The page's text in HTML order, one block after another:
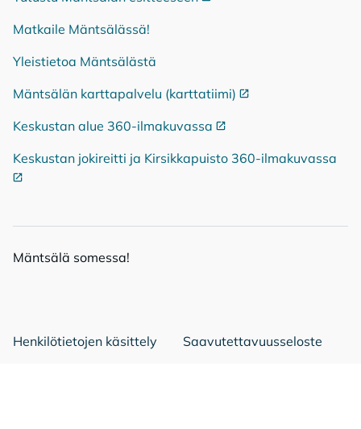
Matkaile Mäntsälässä!
Yleistietoa Mäntsälästä
Mäntsälän karttapalvelu (karttatiimi) Ulkoinen linkki
Keskustan alue 360-ilmakuvassa Ulkoinen linkki
Keskustan jokireitti ja Kirsikkapuisto 360-ilmakuvassa
Mänt­sä­lä so­mes­sa!
Henkilötietojen käsittely Saavutettavuusseloste